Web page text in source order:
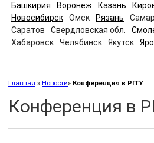
Башкирия Воронеж Казань
Новосибирск
Омск Рязань
Саратов
Свердловская обл.
Хабаровск
Челябинск Якутск
Главная » Новости» Конференция в РГГУ
Конференция в